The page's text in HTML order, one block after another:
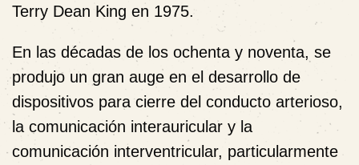
Terry Dean King en 1975.
En las décadas de los ochenta y noventa, se
produjo un gran auge en el desarrollo de
dispositivos para cierre del conducto arterioso,
la comunicación interauricular y la
comunicación interventricular, particularmente